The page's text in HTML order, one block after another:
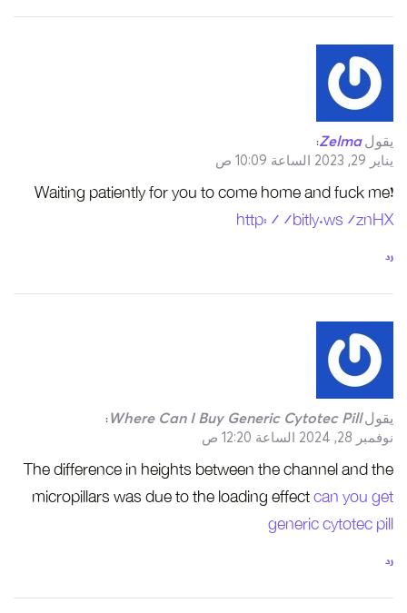
يقول Zelma
:
يناير 29, 2023 الساعة 10:09 ص
Waiting patiently for you to come home and fuck me!
http://bitly.ws/znHX
رد
يقول Where Can I Buy Generic Cytotec Pill
:
نوفمبر 28, 2024 الساعة 12:20 ص
The difference in heights between the channel and the
micropillars was due to the loading effectcan you get
generic cytotec pill
رد